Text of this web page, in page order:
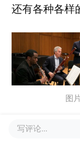
还有各种各样
图
以及这种胶
写评论...